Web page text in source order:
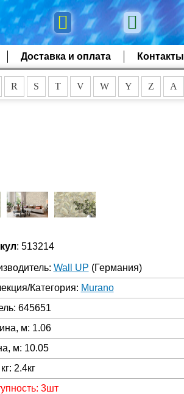
Доставка и оплата Контакты
R S T V W Y Z А
: 513214
Wall UP (Германия)
Категория: Murano
645651
м: 1.06
м: 10.05
2.4кг
3шт